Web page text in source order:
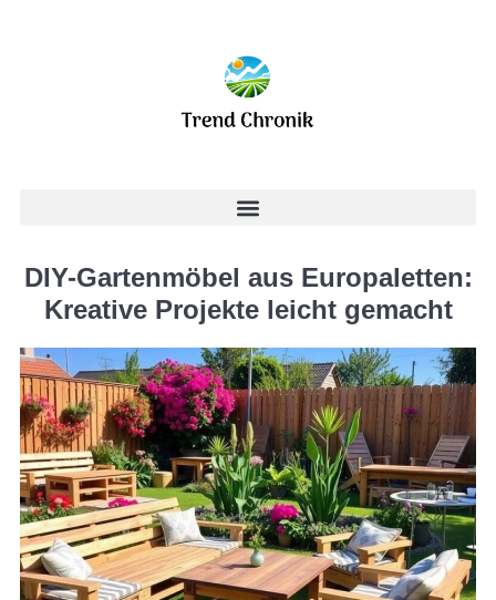
DIY-Gartenmöbel aus Europaletten:
Kreative Projekte leicht gemacht